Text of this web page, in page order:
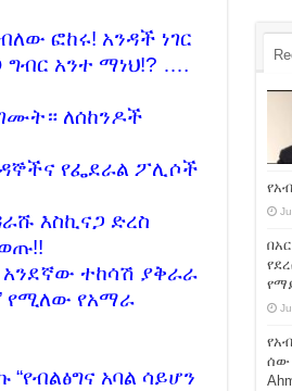
ፎከሩ! አንዳች ነገር
ግብር አንተ ማነህ!? ….
ለሰከንዶች
የፌደራል ፖሊሶች
እስኪናጋ ድረስ
ተከሳሽ ያቅራራ
የሚለው የአማራ
አባል ሳይሆን
ሰው